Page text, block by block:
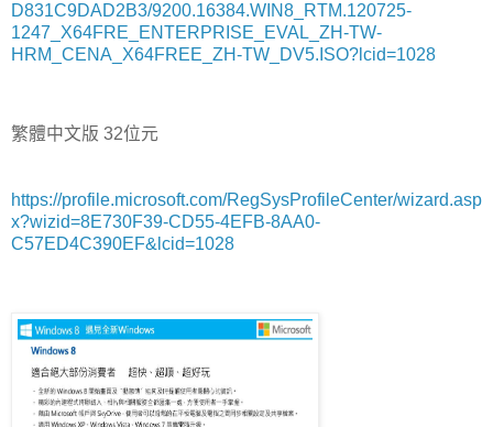
D831C9DAD2B3/9200.16384.WIN8_RTM.120725-
1247_X64FRE_ENTERPRISE_EVAL_ZH-TW-
HRM_CENA_X64FREE_ZH-TW_DV5.ISO?lcid=1028
繁體中文版 32位元
https://profile.microsoft.com/RegSysProfileCenter/wizard.asp
x?wizid=8E730F39-CD55-4EFB-8AA0-
C57ED4C390EF&lcid=1028